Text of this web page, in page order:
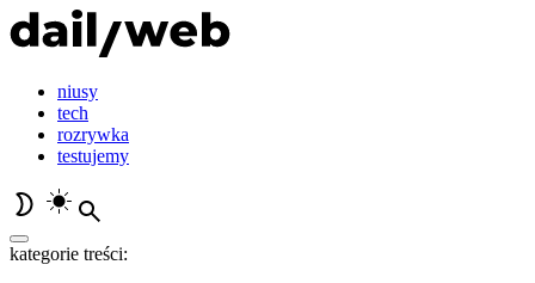
niusy
tech
rozrywka
testujemy
kategorie treści: